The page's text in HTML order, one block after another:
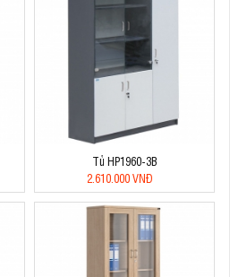
Tủ HP1960-3B
2.610.000 VNĐ